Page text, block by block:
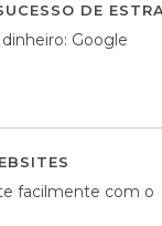
DE
Google
facilmente com o